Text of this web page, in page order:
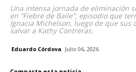
Una intensa jornada de eliminación
en “Fiebre de Baile”, episodio que
Ignacia Michelson, luego de que sus
salvar a Kathy Contreras.
Eduardo Córdova Julio 06, 2026